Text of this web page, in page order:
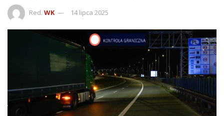
Red. WK 14 lipca 2025